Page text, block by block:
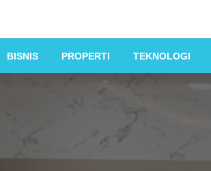
BISNIS PROPERTI TEKNOLOGI